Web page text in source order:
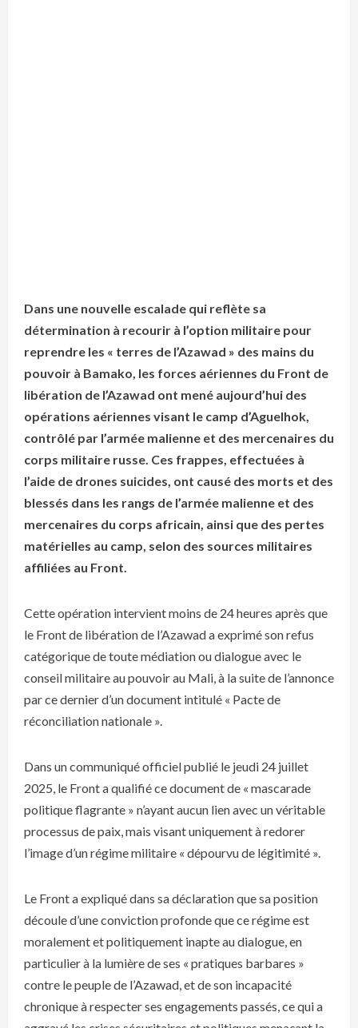
Dans une nouvelle escalade qui reflète sa
détermination à recourir à l’option militaire pour
reprendre les « terres de l’Azawad » des mains du
pouvoir à Bamako, les forces aériennes du Front de
libération de l’Azawad ont mené aujourd’hui des
opérations aériennes visant le camp d’Aguelhok,
contrôlé par l’armée malienne et des mercenaires du
corps militaire russe. Ces frappes, effectuées à
l’aide de drones suicides, ont causé des morts et des
blessés dans les rangs de l’armée malienne et des
mercenaires du corps africain, ainsi que des pertes
matérielles au camp, selon des sources militaires
affiliées au Front.
Cette opération intervient moins de 24 heures après que
le Front de libération de l’Azawad a exprimé son refus
catégorique de toute médiation ou dialogue avec le
conseil militaire au pouvoir au Mali, à la suite de l’annonce
par ce dernier d’un document intitulé « Pacte de
réconciliation nationale ».
Dans un communiqué officiel publié le jeudi 24 juillet
2025, le Front a qualifié ce document de « mascarade
politique flagrante » n’ayant aucun lien avec un véritable
processus de paix, mais visant uniquement à redorer
l’image d’un régime militaire « dépourvu de légitimité ».
Le Front a expliqué dans sa déclaration que sa position
découle d’une conviction profonde que ce régime est
moralement et politiquement inapte au dialogue, en
particulier à la lumière de ses « pratiques barbares »
contre le peuple de l’Azawad, et de son incapacité
chronique à respecter ses engagements passés, ce qui a